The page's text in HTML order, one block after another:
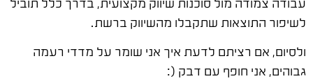
לשיפור התוצאות שתקבלו מהשיווק ברשת.
ולסיום, אם רציתם לדעת איך אני שומר על מדדי רעמה
גבוהים, אני חופף עם דבק (: